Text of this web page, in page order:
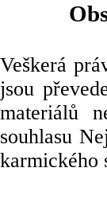
Veškerá
jsou
materiálů
souhlasu
karmického